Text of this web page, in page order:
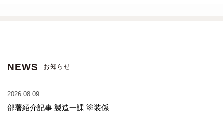
NEWS お知らせ
2026.08.09
部署紹介記事 製造一課 塗装係